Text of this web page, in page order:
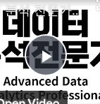
P
데이터 분석 전문가 ADP 실기 수업소개 (출제 경향 및 공부 방법)